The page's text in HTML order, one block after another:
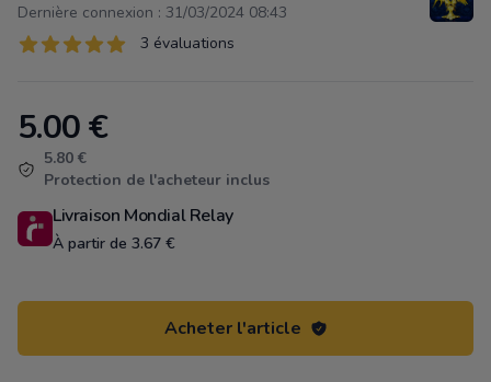
Dernière connexion : 31/03/2024 08:43
Évaluations
3 sur 5 étoiles 3 évaluations
Product information
5.00€
5.80 €
Protection de l'acheteur inclus
Livraison Mondial Relay
À partir de 3.67 €
Acheter l'article